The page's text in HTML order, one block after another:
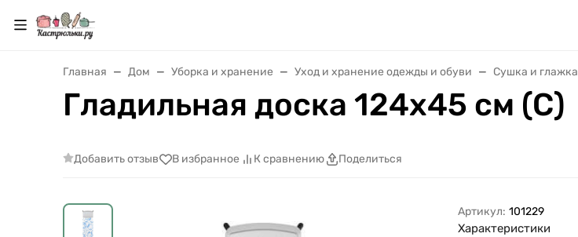
Главная Дом Уборка и хранение Уход и хранение одежды и обуви Сушка и глажка
Гладильная доска 124х45 см (C)
Добавить отзыв В избранное К сравнению Поделиться
Артикул: 101229
Характеристики